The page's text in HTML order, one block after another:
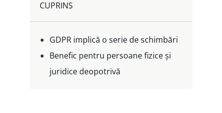
CUPRINS
GDPR implică o serie de schimbări
Benefic pentru persoane fizice și
juridice deopotrivă